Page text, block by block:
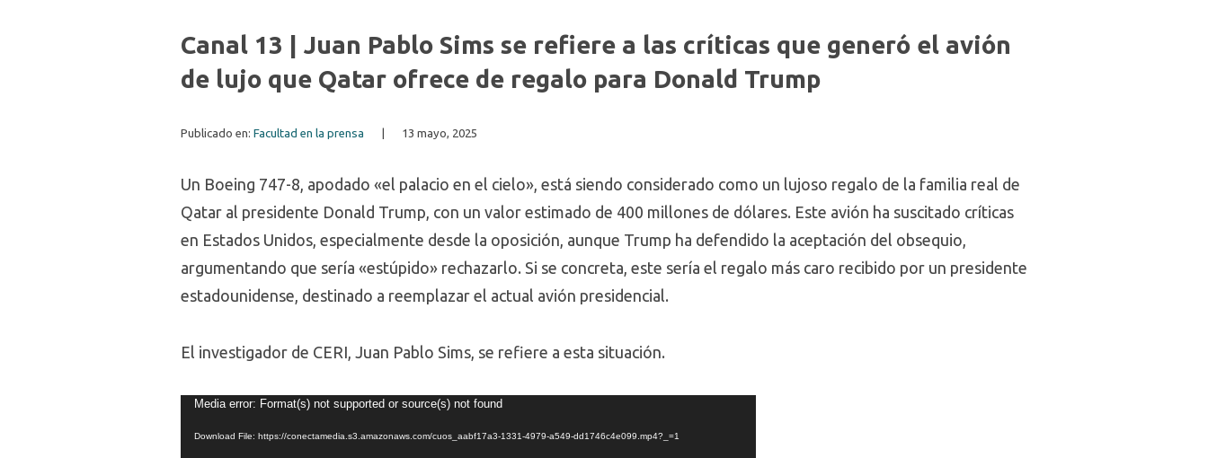
Canal 13 | Juan Pablo Sims se refiere a las críticas que generó el avión
de lujo que Qatar ofrece de regalo para Donald Trump
Publicado en: Facultad en la prensa 13 mayo, 2025
Un Boeing 747-8, apodado «el palacio en el cielo», está siendo considerado como un lujoso regalo de la familia real de
Qatar al presidente Donald Trump, con un valor estimado de 400 millones de dólares. Este avión ha suscitado críticas
en Estados Unidos, especialmente desde la oposición, aunque Trump ha defendido la aceptación del obsequio,
argumentando que sería «estúpido» rechazarlo. Si se concreta, este sería el regalo más caro recibido por un presidente
estadounidense, destinado a reemplazar el actual avión presidencial.
El investigador de CERI, Juan Pablo Sims, se refiere a esta situación.
Video
Media error: Format(s) not supported or source(s) not found
Download File: https://conectamedia.s3.amazonaws.com/cuos_aabf17a3-1331-4979-a549-dd1746c4e099.mp4?_=1